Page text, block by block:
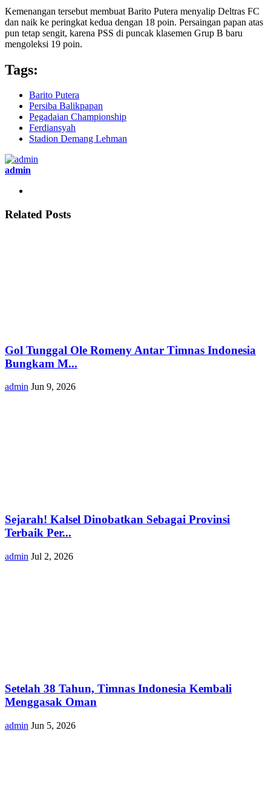
Kemenangan tersebut membuat Barito Putera menyalip Deltras FC
dan naik ke peringkat kedua dengan 18 poin. Persaingan papan atas
pun tetap sengit, karena PSS di puncak klasemen Grup B baru
mengoleksi 19 poin.
Tags:
Barito Putera
Persiba Balikpapan
Pegadaian Championship
Ferdiansyah
Stadion Demang Lehman
admin
Related Posts
Gol Tunggal Ole Romeny Antar Timnas Indonesia
Bungkam M...
admin Jun 9, 2026
Sejarah! Kalsel Dinobatkan Sebagai Provinsi
Terbaik Per...
admin Jul 2, 2026
Setelah 38 Tahun, Timnas Indonesia Kembali
Menggasak Oman
admin Jun 5, 2026